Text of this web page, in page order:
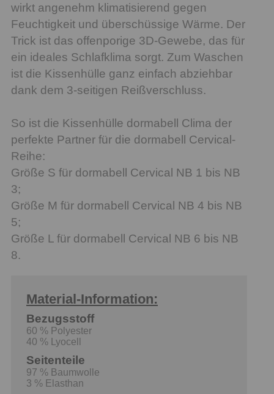
wirkt angenehm klimatisierend gegen
Feuchtigkeit und überschüssige Wärme. Der
Trick ist das offenporige 3D-Gewebe, das für
ein ideales Schlafklima sorgt. Zum Waschen
ist die Kissenhülle ganz einfach abziehbar
dank dem 3-seitigen Reißverschluss.
So ist die Kissenhülle dormabell Clima der
perfekte Partner für die dormabell Cervical-
Reihe:
Größe S für dormabell Cervical NB 1 bis NB
3;
Größe M für dormabell Cervical NB 4 bis NB
5;
Größe L für dormabell Cervical NB 6 bis NB
8.
Material-Information:
Bezugsstoff
60 % Polyester
40 % Lyocell
Seitenteile
97 % Baumwolle
3 % Elasthan